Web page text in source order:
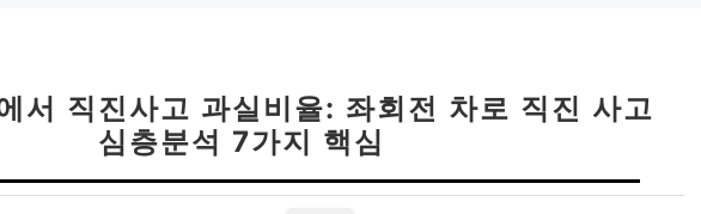
서 직진사고 과실비율: 좌회전 차로 직진 사고
심층분석 7가지 핵심